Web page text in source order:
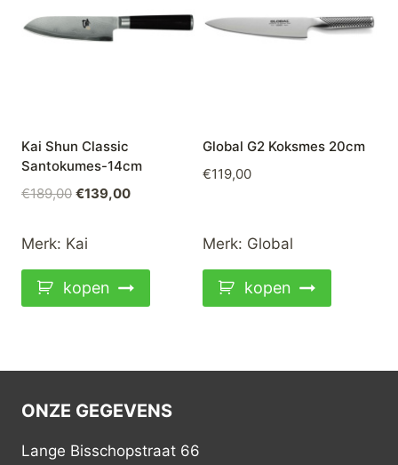
Kai Shun Classic
Santokumes-14cm
€189,00 Oorspronkelijke
was:
€139,00Huidige
Merk: Kai
kopen
Global G2 Koksmes 20cm
€119,00
Merk: Global
kopen
ONZE GEGEVENS
Lange Bisschopstraat 66